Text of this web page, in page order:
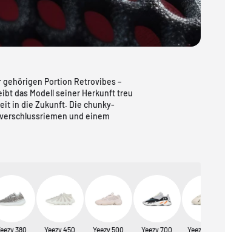
Portion Retrovibes –
das Modell seiner Herkunft treu
in die Zukunft. Die chunky-
und einem
380 Yeezy 450 Yeezy 500 Yeezy 700
Yeezy Foam